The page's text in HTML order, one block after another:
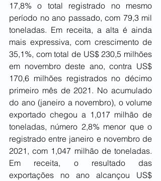
17,8% o total registrado no mesmo
período no ano passado, com 79,3 mil
toneladas. Em receita, a alta é ainda
mais expressiva, com crescimento de
35,1%, com total de US$ 230,5 milhões
em novembro deste ano, contra US$
170,6 milhões registrados no décimo
primeiro mês de 2021. No acumulado
do ano (janeiro a novembro), o volume
exportado chegou a 1,017 milhão de
toneladas, número 2,8% menor que o
registrado entre janeiro e novembro de
2021, com 1,047 milhão de toneladas.
Em receita, o resultado das
exportações no ano alcançou US$